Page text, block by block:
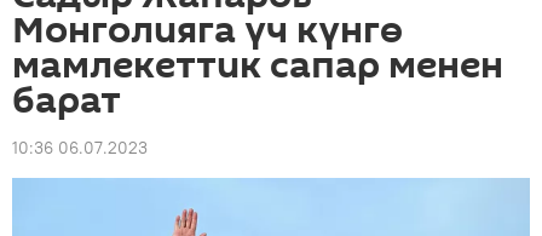
Монголияга үч күнгө
мамлекеттик сапар менен
барат
10:36 06.07.2023